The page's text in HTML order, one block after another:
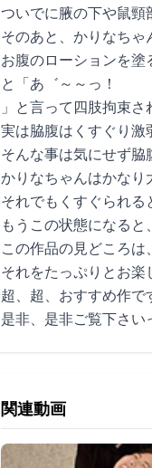
ついでに腋の下や鼠頸
そのあと、かりなちゃ
お腹のローションを
と「あ゛～～っ！
」と言って四肢拘束
実は脇腹はくすぐり激
そんな事は気にせず脇
かりなちゃんはかなり
それでもくすぐられる
もうこの状態になる
この作品の見どころは
それをたっぷりとお楽
超、超、おすすめ作で
是非、是非ご覧下さい
関連動画